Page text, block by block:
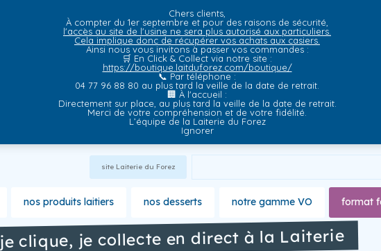
Chers clients,
À compter du 1er septembre et pour des raisons de sécurité,
l'accès au site de l'usine ne sera plus autorisé aux particuliers.
Cela implique donc de récupérer vos achats aux casiers.
Ainsi nous vous invitons à passer vos commandes :
🛒 En Click & Collect via notre site :
https://boutique.laitduforez.com/boutique/
📞 Par téléphone :
04 77 96 88 80 au plus tard la veille de la date de retrait.
🏢 À l'accueil :
Directement sur place, au plus tard la veille de la date de retrait.
Merci de votre compréhension et de votre fidélité.
L’équipe de la Laiterie du Forez
Ignorer
site Laiterie du Forez
nos produits laitiers nos desserts notre gamme VO format
je clique, je collecte en direct à la Laiterie